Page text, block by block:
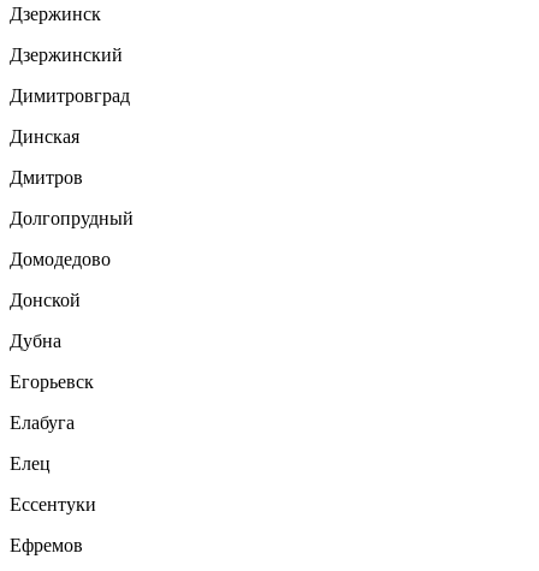
Дзержинск
Дзержинский
Димитровград
Динская
Дмитров
Долгопрудный
Домодедово
Донской
Дубна
Егорьевск
Елабуга
Елец
Ессентуки
Ефремов